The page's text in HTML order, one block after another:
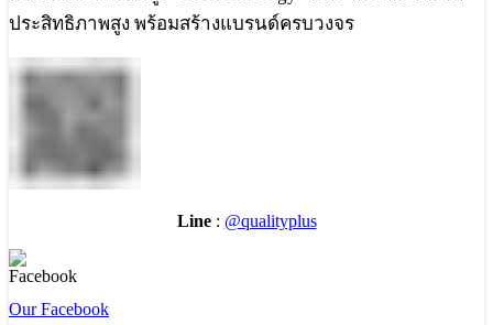
ประสิทธิภาพสูง พร้อมสร้างแบรนด์ครบวงจร
Line: @qualityplus
Our Facebook